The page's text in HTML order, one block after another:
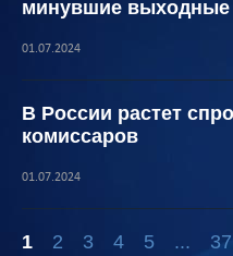
минувшие выходные
01.07.2024
В России растет
комиссаров
01.07.2024
1 2 3 4 5 ... 37